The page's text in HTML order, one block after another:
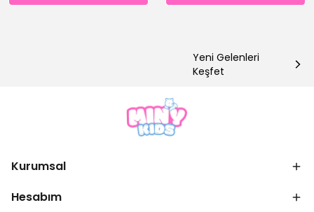
Yeni Gelenleri
Keşfet
Kurumsal
Hesabım